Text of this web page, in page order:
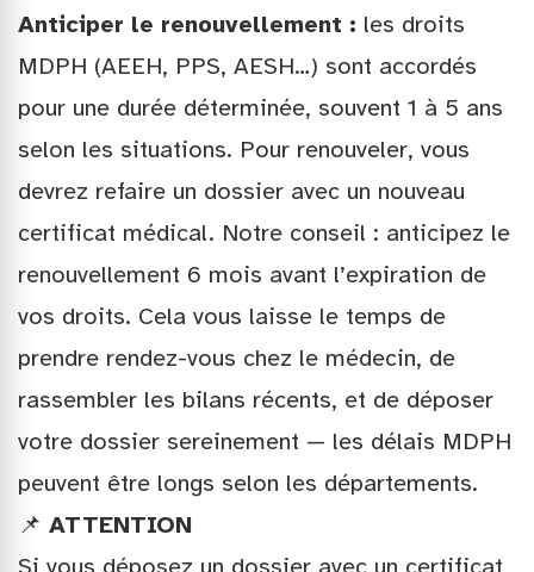
Anticiper le renouvellement : les droits
MDPH (AEEH, PPS, AESH…) sont accordés
pour une durée déterminée, souvent 1 à 5 ans
selon les situations. Pour renouveler, vous
devrez refaire un dossier avec un nouveau
certificat médical. Notre conseil : anticipez le
renouvellement 6 mois avant l’expiration de
vos droits. Cela vous laisse le temps de
prendre rendez-vous chez le médecin, de
rassembler les bilans récents, et de déposer
votre dossier sereinement — les délais MDPH
peuvent être longs selon les départements.
📌 ATTENTION